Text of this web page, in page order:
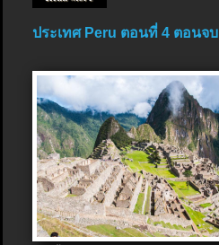
ประเทศ Peru ตอนที่ 4 ตอนจบ